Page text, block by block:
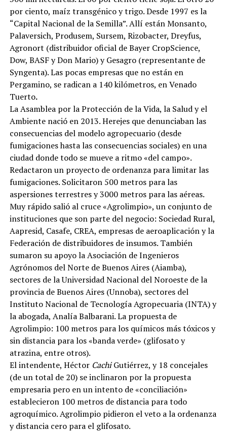
por ciento, maíz transgénico y trigo. Desde 1997 es la
“Capital Nacional de la Semilla”. Allí están Monsanto,
Palaversich, Produsem, Sursem, Rizobacter, Dreyfus,
Agronort (distribuidor oficial de Bayer CropScience,
Dow, BASF y Don Mario) y Gesagro (representante de
Syngenta). Las pocas empresas que no están en
Pergamino, se radican a 140 kilómetros, en Venado
Tuerto.
La Asamblea por la Protección de la Vida, la Salud y el
Ambiente nació en 2013. Herejes que denunciaban las
consecuencias del modelo agropecuario (desde
fumigaciones hasta las consecuencias sociales) en una
ciudad donde todo se mueve a ritmo «del campo».
Redactaron un proyecto de ordenanza para limitar las
fumigaciones. Solicitaron 500 metros para las
aspersiones terrestres y 3000 metros para las aéreas.
Muy rápido salió al cruce «Agrolimpio», un conjunto de
instituciones que son parte del negocio: Sociedad Rural,
Aapresid, Casafe, CREA, empresas de aeroaplicación y la
Federación de distribuidores de insumos. También
sumaron su apoyo la Asociación de Ingenieros
Agrónomos del Norte de Buenos Aires (Aiamba),
sectores de la Universidad Nacional del Noroeste de la
provincia de Buenos Aires (Unnoba), sectores del
Instituto Nacional de Tecnología Agropecuaria (INTA) y
la abogada, Analía Balbarani. La propuesta de
Agrolimpio: 100 metros para los químicos más tóxicos y
sin distancia para los «banda verde» (glifosato y
atrazina, entre otros).
El intendente, Héctor CachiGutiérrez, y 18 concejales
(de un total de 20) se inclinaron por la propuesta
empresaria pero en un intento de «conciliación»
establecieron 100 metros de distancia para todo
agroquímico. Agrolimpio pidieron el veto a la ordenanza
y distancia cero para el glifosato.